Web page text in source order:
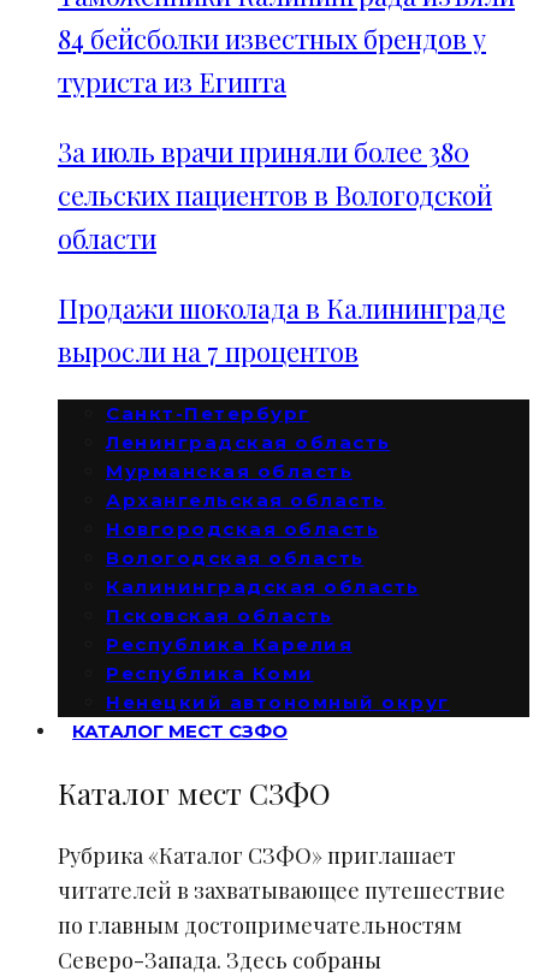
84 бейсболки известных брендов у
туриста из Египта
За июль врачи приняли более 380
сельских пациентов в Вологодской
области
Продажи шоколада в Калининграде
выросли на 7 процентов
Санкт-Петербург
Ленинградская область
Мурманская область
Архангельская область
Новгородская область
Вологодская область
Калининградская область
Псковская область
Республика Карелия
Республика Коми
Ненецкий автономный округ
КАТАЛОГ МЕСТ СЗФО
Каталог мест СЗФО
Рубрика «Каталог СЗФО» приглашает
читателей в захватывающее путешествие
по главным достопримечательностям
Северо-Запада. Здесь собраны